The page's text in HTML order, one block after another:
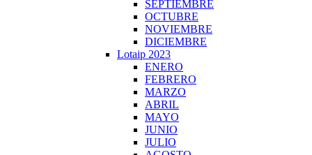
SEPTIEMBRE
OCTUBRE
NOVIEMBRE
DICIEMBRE
Lotaip 2023
ENERO
FEBRERO
MARZO
ABRIL
MAYO
JUNIO
JULIO